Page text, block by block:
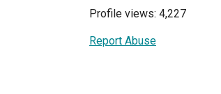
Profile views: 4,227
Report Abuse